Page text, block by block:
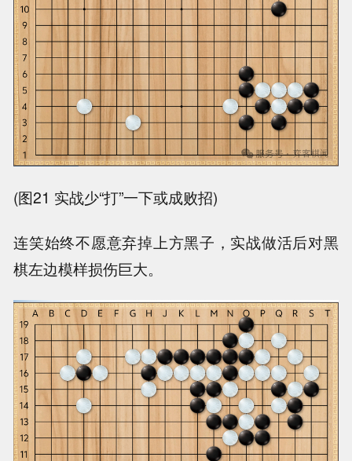
(图21 实战少“打”一下或成败招)
连笑始终不愿意弃掉上方黑子，实战做活后对黑
棋左边模样损伤巨大。